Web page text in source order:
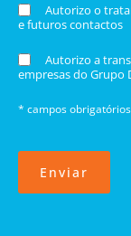
Autorizo o
e futuros contactos
Autorizo a
empresas do Grupo
* campos obrigatórios
Enviar